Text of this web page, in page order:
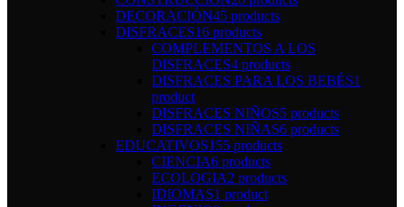
DECORACIÓN45 products
DISFRACES16 products
COMPLEMENTOS A LOS
DISFRACES4 products
DISFRACES PARA LOS BEBÉS1
product
DISFRACES NIÑOS5 products
DISFRACES NIÑAS6 products
EDUCATIVOS155 products
CIENCIA6 products
ECOLOGIA2 products
IDIOMAS1 product